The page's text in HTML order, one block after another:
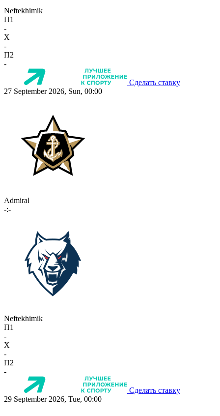
Neftekhimik
П1
-
X
-
П2
-
Сделать ставку
27 September 2026, Sun, 00:00
Admiral
-:-
Neftekhimik
П1
-
X
-
П2
-
Сделать ставку
29 September 2026, Tue, 00:00